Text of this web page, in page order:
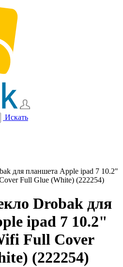
Искать
для планшета Apple ipad 7 10.2"
Full Glue (White) (222254)
Drobak для
ipad 7 10.2"
Full Cover
(222254)